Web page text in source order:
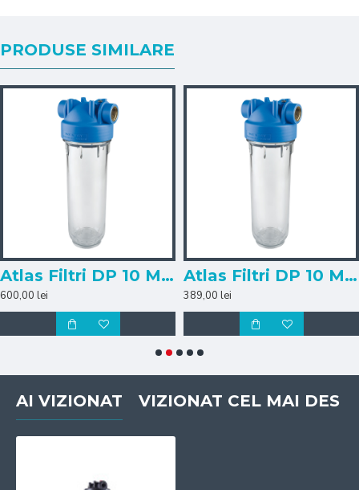
PRODUSE SIMILARE
Atlas Filtri DP 10 Mono 1 1/2"
600,00 lei
Atlas Filtri DP 10 Mono 1"
389,00 lei
AI VIZIONAT VIZIONAT CEL MAI DES